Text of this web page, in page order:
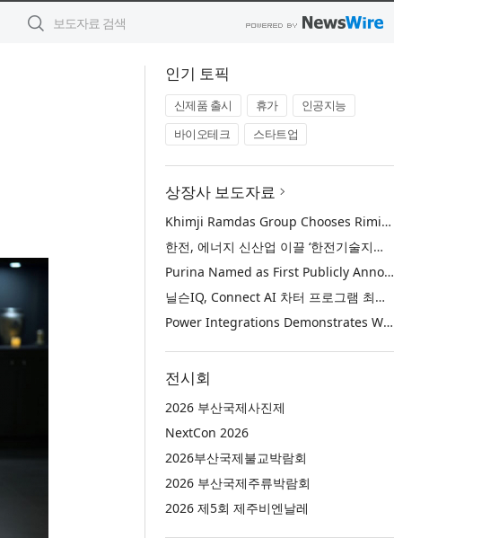
인기 토픽
신제품 출시 휴가
인공지능
바이오테크
스타트업
상장사 보도자료
Khimji Ramdas Group Chooses Rimini Street to Reduce SAP Support Costs, Protect 700+ Customizations and Reinvest Savings in Innovation
한전, 에너지 신산업 이끌 ‘한전기술지주’ 공식 출범
Purina Named as First Publicly Announced NIQ ConnectAI Charter Client
닐슨IQ, Connect AI 차터 프로그램 최초 고객사 ‘퓨리나’ 선정
Power Integrations Demonstrates World’s First 2200 V GaN Technology for Next-Era High-Voltage Power Systems
전시회
2026 부산국제사진제
NextCon 2026
2026부산국제불교박람회
2026 부산국제주류박람회
2026 제5회 제주비엔날레